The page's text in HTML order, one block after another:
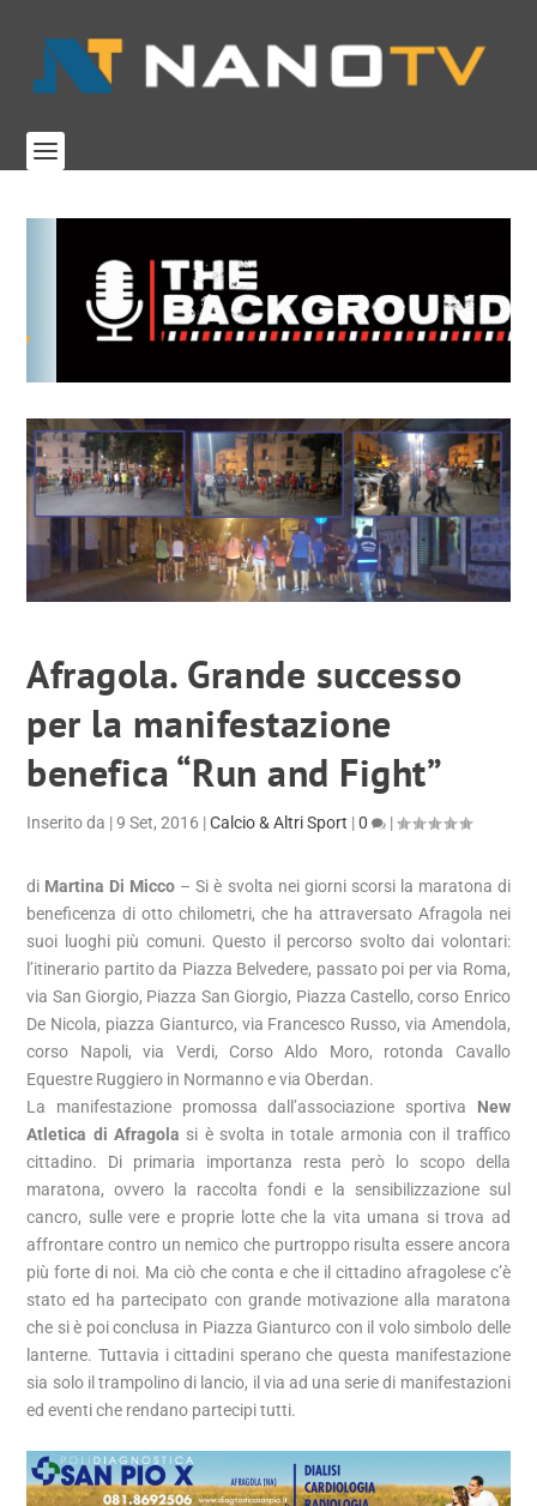
Afragola. Grande successo
per la manifestazione
benefica “Run and Fight”
Inserito da |9 Set, 2016 |Calcio & Altri Sport |0 |
di Martina Di Micco – Si è svolta nei giorni scorsi la maratona di
beneficenza di otto chilometri, che ha attraversato Afragola nei
suoi luoghi più comuni. Questo il percorso svolto dai volontari:
l’itinerario partito da Piazza Belvedere, passato poi per via Roma,
via San Giorgio, Piazza San Giorgio, Piazza Castello, corso Enrico
De Nicola, piazza Gianturco, via Francesco Russo, via Amendola,
corso Napoli, via Verdi, Corso Aldo Moro, rotonda Cavallo
Equestre Ruggiero in Normanno e via Oberdan.
La manifestazione promossa dall’associazione sportiva New
Atletica di Afragola si è svolta in totale armonia con il traffico
cittadino. Di primaria importanza resta però lo scopo della
maratona, ovvero la raccolta fondi e la sensibilizzazione sul
cancro, sulle vere e proprie lotte che la vita umana si trova ad
affrontare contro un nemico che purtroppo risulta essere ancora
più forte di noi. Ma ciò che conta e che il cittadino afragolese c’è
stato ed ha partecipato con grande motivazione alla maratona
che si è poi conclusa in Piazza Gianturco con il volo simbolo delle
lanterne. Tuttavia i cittadini sperano che questa manifestazione
sia solo il trampolino di lancio, il via ad una serie di manifestazioni
ed eventi che rendano partecipi tutti.